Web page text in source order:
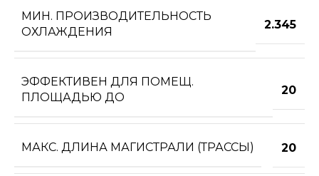
МИН. ПРОИЗВОДИТЕЛЬНОСТЬ
ОХЛАЖДЕНИЯ
2.345
ЭФФЕКТИВЕН ДЛЯ ПОМЕЩ.
ПЛОЩАДЬЮ ДО
20
МАКС. ДЛИНА МАГИСТРАЛИ (ТРАССЫ) 20